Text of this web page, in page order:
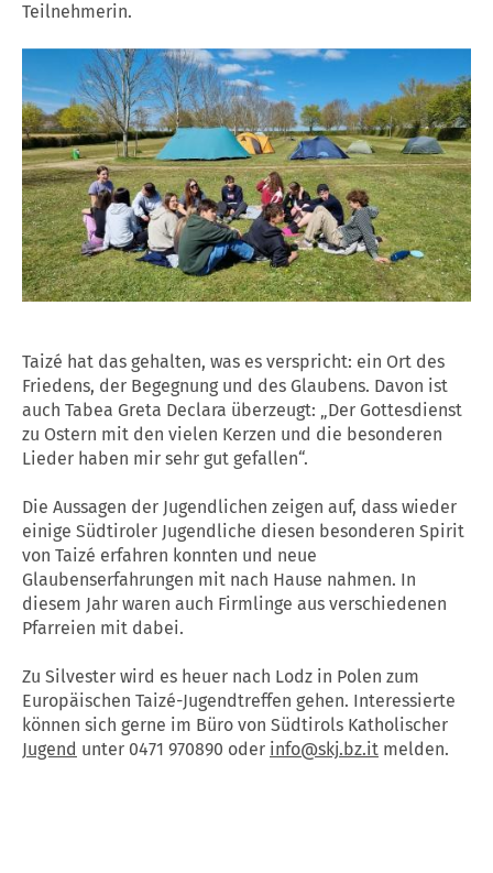
Teilnehmerin.
Taizé hat das gehalten, was es verspricht: ein Ort des
Friedens, der Begegnung und des Glaubens. Davon ist
auch Tabea Greta Declara überzeugt: „Der Gottesdienst
zu Ostern mit den vielen Kerzen und die besonderen
Lieder haben mir sehr gut gefallen“.
Die Aussagen der Jugendlichen zeigen auf, dass wieder
einige Südtiroler Jugendliche diesen besonderen Spirit
von Taizé erfahren konnten und neue
Glaubenserfahrungen mit nach Hause nahmen. In
diesem Jahr waren auch Firmlinge aus verschiedenen
Pfarreien mit dabei.
Zu Silvester wird es heuer nach Lodz in Polen zum
Europäischen Taizé-Jugendtreffen gehen. Interessierte
können sich gerne im Büro von Südtirols Katholischer
Jugend unter 0471 970890 oder info@skj.bz.it melden.